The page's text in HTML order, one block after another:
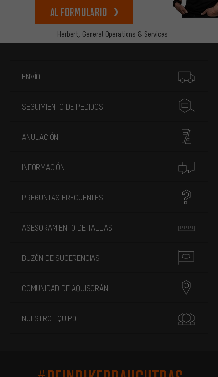
Herbert, General Operations & Services
Al formulario
ENVÍO
SEGUIMIENTO DE PEDIDOS
ANULACIÓN
INFORMACIÓN
PREGUNTAS FRECUENTES
ASESORAMIENTO DE TALLAS
BUZÓN DE SUGERENCIAS
COMUNIDAD DE AQUISGRÁN
NUESTRO EQUIPO